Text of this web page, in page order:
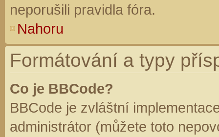
neporušili pravidla fóra.
Nahoru
Formátování a typy
Co je BBCode?
BBCode je zvláštní
administrátor (můžete toto